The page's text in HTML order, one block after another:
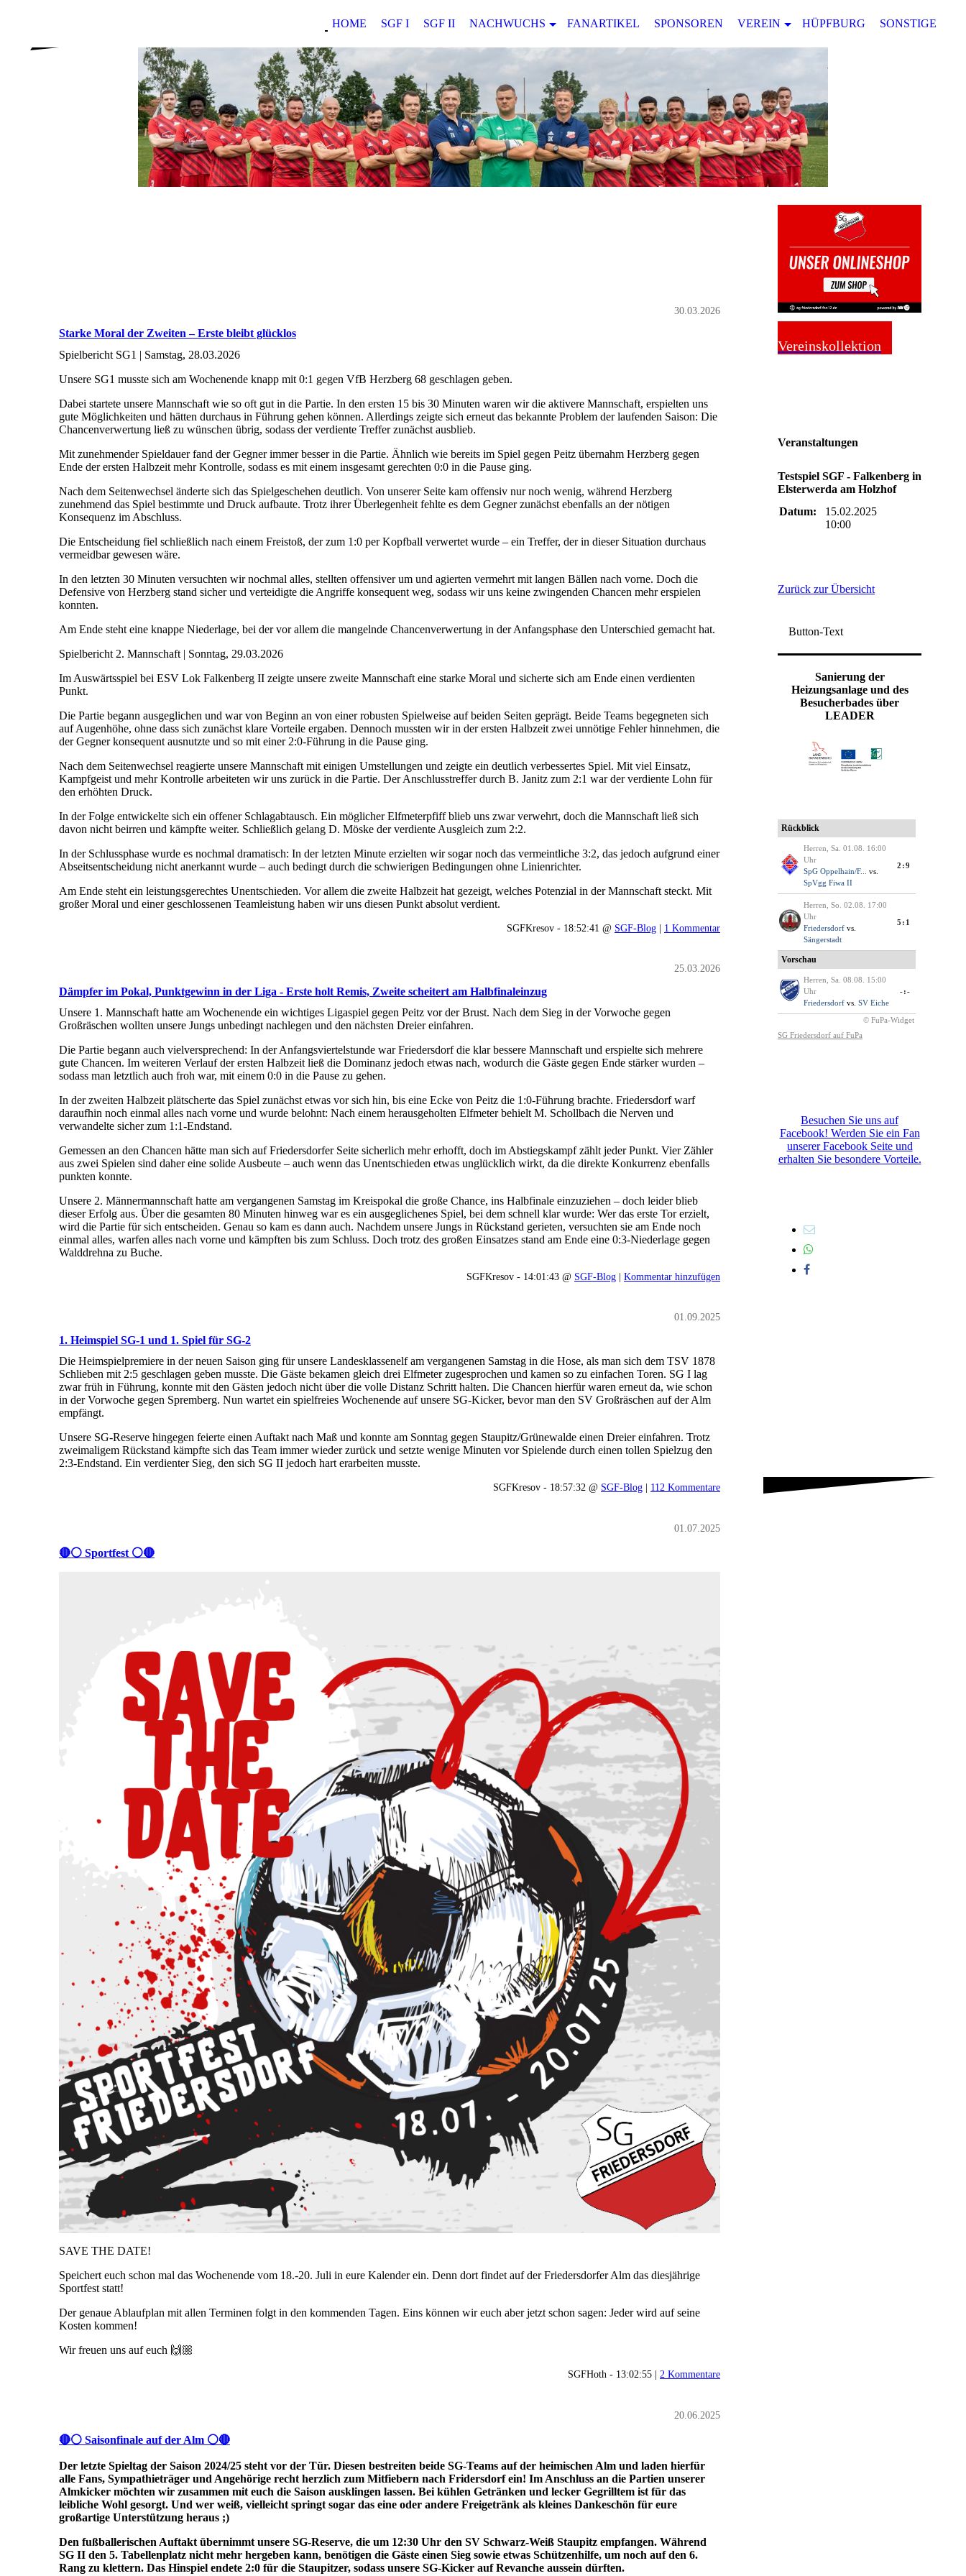
HOME SGF I SGF II NACHWUCHS FANARTIKEL SPONSOREN VEREIN HÜPFBURG SONSTIGES
30.03.2026
Starke Moral der Zweiten – Erste bleibt glücklos
Spielbericht SG1 | Samstag, 28.03.2026
Unsere SG1 musste sich am Wochenende knapp mit 0:1 gegen VfB Herzberg 68 geschlagen geben.
Dabei startete unsere Mannschaft wie so oft gut in die Partie. In den ersten 15 bis 30 Minuten waren wir die aktivere Mannschaft, erspielten uns
gute Möglichkeiten und hätten durchaus in Führung gehen können. Allerdings zeigte sich erneut das bekannte Problem der laufenden Saison: Die
Chancenverwertung ließ zu wünschen übrig, sodass der verdiente Treffer zunächst ausblieb.
Mit zunehmender Spieldauer fand der Gegner immer besser in die Partie. Ähnlich wie bereits im Spiel gegen Peitz übernahm Herzberg gegen
Ende der ersten Halbzeit mehr Kontrolle, sodass es mit einem insgesamt gerechten 0:0 in die Pause ging.
Nach dem Seitenwechsel änderte sich das Spielgeschehen deutlich. Von unserer Seite kam offensiv nur noch wenig, während Herzberg
zunehmend das Spiel bestimmte und Druck aufbaute. Trotz ihrer Überlegenheit fehlte es dem Gegner zunächst ebenfalls an der nötigen
Konsequenz im Abschluss.
Die Entscheidung fiel schließlich nach einem Freistoß, der zum 1:0 per Kopfball verwertet wurde – ein Treffer, der in dieser Situation durchaus
vermeidbar gewesen wäre.
In den letzten 30 Minuten versuchten wir nochmal alles, stellten offensiver um und agierten vermehrt mit langen Bällen nach vorne. Doch die
Defensive von Herzberg stand sicher und verteidigte die Angriffe konsequent weg, sodass wir uns keine zwingenden Chancen mehr erspielen
konnten.
Am Ende steht eine knappe Niederlage, bei der vor allem die mangelnde Chancenverwertung in der Anfangsphase den Unterschied gemacht hat.
Spielbericht 2. Mannschaft | Sonntag, 29.03.2026
Im Auswärtsspiel bei ESV Lok Falkenberg II zeigte unsere zweite Mannschaft eine starke Moral und sicherte sich am Ende einen verdienten
Punkt.
Die Partie begann ausgeglichen und war von Beginn an von einer robusten Spielweise auf beiden Seiten geprägt. Beide Teams begegneten sich
auf Augenhöhe, ohne dass sich zunächst klare Vorteile ergaben. Dennoch mussten wir in der ersten Halbzeit zwei unnötige Fehler hinnehmen, die
der Gegner konsequent ausnutzte und so mit einer 2:0-Führung in die Pause ging.
Nach dem Seitenwechsel reagierte unsere Mannschaft mit einigen Umstellungen und zeigte ein deutlich verbessertes Spiel. Mit viel Einsatz,
Kampfgeist und mehr Kontrolle arbeiteten wir uns zurück in die Partie. Der Anschlusstreffer durch B. Janitz zum 2:1 war der verdiente Lohn für
den erhöhten Druck.
In der Folge entwickelte sich ein offener Schlagabtausch. Ein möglicher Elfmeterpfiff blieb uns zwar verwehrt, doch die Mannschaft ließ sich
davon nicht beirren und kämpfte weiter. Schließlich gelang D. Möske der verdiente Ausgleich zum 2:2.
In der Schlussphase wurde es nochmal dramatisch: In der letzten Minute erzielten wir sogar noch das vermeintliche 3:2, das jedoch aufgrund einer
Abseitsentscheidung nicht anerkannt wurde – auch bedingt durch die schwierigen Bedingungen ohne Linienrichter.
Am Ende steht ein leistungsgerechtes Unentschieden. Vor allem die zweite Halbzeit hat gezeigt, welches Potenzial in der Mannschaft steckt. Mit
großer Moral und einer geschlossenen Teamleistung haben wir uns diesen Punkt absolut verdient.
SGFKresov - 18:52:41 @ SGF-Blog | 1 Kommentar
25.03.2026
Dämpfer im Pokal, Punktgewinn in der Liga - Erste holt Remis, Zweite scheitert am Halbfinaleinzug
Unsere 1. Mannschaft hatte am Wochenende ein wichtiges Ligaspiel gegen Peitz vor der Brust. Nach dem Sieg in der Vorwoche gegen
Großräschen wollten unsere Jungs unbedingt nachlegen und den nächsten Dreier einfahren.
Die Partie begann auch vielversprechend: In der Anfangsviertelstunde war Friedersdorf die klar bessere Mannschaft und erspielte sich mehrere
gute Chancen. Im weiteren Verlauf der ersten Halbzeit ließ die Dominanz jedoch etwas nach, wodurch die Gäste gegen Ende stärker wurden –
sodass man letztlich auch froh war, mit einem 0:0 in die Pause zu gehen.
In der zweiten Halbzeit plätscherte das Spiel zunächst etwas vor sich hin, bis eine Ecke von Peitz die 1:0-Führung brachte. Friedersdorf warf
daraufhin noch einmal alles nach vorne und wurde belohnt: Nach einem herausgeholten Elfmeter behielt M. Schollbach die Nerven und
verwandelte sicher zum 1:1-Endstand.
Gemessen an den Chancen hätte man sich auf Friedersdorfer Seite sicherlich mehr erhofft, doch im Abstiegskampf zählt jeder Punkt. Vier Zähler
aus zwei Spielen sind daher eine solide Ausbeute – auch wenn das Unentschieden etwas unglücklich wirkt, da die direkte Konkurrenz ebenfalls
punkten konnte.
Unsere 2. Männermannschaft hatte am vergangenen Samstag im Kreispokal die große Chance, ins Halbfinale einzuziehen – doch leider blieb
dieser Erfolg aus. Über die gesamten 80 Minuten hinweg war es ein ausgeglichenes Spiel, bei dem schnell klar wurde: Wer das erste Tor erzielt,
wird die Partie für sich entscheiden. Genau so kam es dann auch. Nachdem unsere Jungs in Rückstand gerieten, versuchten sie am Ende noch
einmal alles, warfen alles nach vorne und kämpften bis zum Schluss. Doch trotz des großen Einsatzes stand am Ende eine 0:3-Niederlage gegen
Walddrehna zu Buche.
SGFKresov - 14:01:43 @ SGF-Blog | Kommentar hinzufügen
01.09.2025
1. Heimspiel SG-1 und 1. Spiel für SG-2
Die Heimspielpremiere in der neuen Saison ging für unsere Landesklassenelf am vergangenen Samstag in die Hose, als man sich dem TSV 1878
Schlieben mit 2:5 geschlagen geben musste. Die Gäste bekamen gleich drei Elfmeter zugesprochen und kamen so zu einfachen Toren. SG I lag
zwar früh in Führung, konnte mit den Gästen jedoch nicht über die volle Distanz Schritt halten. Die Chancen hierfür waren erneut da, wie schon
in der Vorwoche gegen Spremberg. Nun wartet ein spielfreies Wochenende auf unsere SG-Kicker, bevor man den SV Großräschen auf der Alm
empfängt.
Unsere SG-Reserve hingegen feierte einen Auftakt nach Maß und konnte am Sonntag gegen Staupitz/Grünewalde einen Dreier einfahren. Trotz
zweimaligem Rückstand kämpfte sich das Team immer wieder zurück und setzte wenige Minuten vor Spielende durch einen tollen Spielzug den
2:3-Endstand. Ein verdienter Sieg, den sich SG II jedoch hart erarbeiten musste.
SGFKresov - 18:57:32 @ SGF-Blog | 112 Kommentare
01.07.2025
🔴⚪️ Sportfest ⚪️🔴
SAVE THE DATE!
Speichert euch schon mal das Wochenende vom 18.-20. Juli in eure Kalender ein. Denn dort findet auf der Friedersdorfer Alm das diesjährige
Sportfest statt!
Der genaue Ablaufplan mit allen Terminen folgt in den kommenden Tagen. Eins können wir euch aber jetzt schon sagen: Jeder wird auf seine
Kosten kommen!
Wir freuen uns auf euch 🙌🏼
SGFHoth - 13:02:55 | 2 Kommentare
20.06.2025
🔴⚪ Saisonfinale auf der Alm ⚪🔴
Der letzte Spieltag der Saison 2024/25 steht vor der Tür. Diesen bestreiten beide SG-Teams auf der heimischen Alm und laden hierfür
alle Fans, Sympathieträger und Angehörige recht herzlich zum Mitfiebern nach Fridersdorf ein! Im Anschluss an die Partien unserer
Almkicker möchten wir zusammen mit euch die Saison ausklingen lassen. Bei kühlen Getränken und lecker Gegrilltem ist für das
leibliche Wohl gesorgt. Und wer weiß, vielleicht springt sogar das eine oder andere Freigetränk als kleines Dankeschön für eure
großartige Unterstützung heraus ;)
Den fußballerischen Auftakt übernimmt unsere SG-Reserve, die um 12:30 Uhr den SV Schwarz-Weiß Staupitz empfangen. Während
SG II den 5. Tabellenplatz nicht mehr hergeben kann, benötigen die Gäste einen Sieg sowie etwas Schützenhilfe, um noch auf den 6.
Rang zu klettern. Das Hinspiel endete 2:0 für die Staupitzer, sodass unsere SG-Kicker auf Revanche aussein dürften.
Vereinskollektion
Veranstaltungen
Testspiel SGF - Falkenberg in
Elsterwerda am Holzhof
Datum:
15.02.2025
10:00
Zurück zur Übersicht
Button-Text
Sanierung der
Heizungsanlage und des
Besucherbades über
LEADER
Besuchen Sie uns auf
Facebook! Werden Sie ein Fan
unserer Facebook Seite und
erhalten Sie besondere Vorteile.